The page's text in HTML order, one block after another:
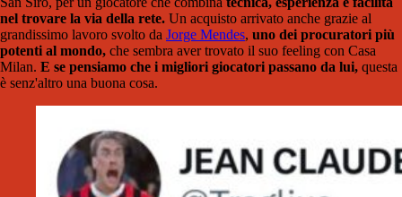
nel trovare la via della rete. Un acquisto arrivato anche grazie al
grandissimo lavoro svolto da Jorge Mendes, uno dei procuratori più
potenti al mondo, che sembra aver trovato il suo feeling con Casa
Milan. E se pensiamo che i migliori giocatori passano da lui, questa
è senz'altro una buona cosa.